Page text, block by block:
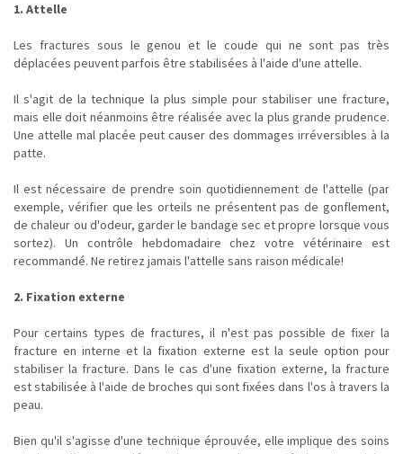
1. Attelle
Les fractures sous le genou et le coude qui ne sont pas très
déplacées peuvent parfois être stabilisées à l'aide d'une attelle.
Il s'agit de la technique la plus simple pour stabiliser une fracture,
mais elle doit néanmoins être réalisée avec la plus grande prudence.
Une attelle mal placée peut causer des dommages irréversibles à la
patte.
Il est nécessaire de prendre soin quotidiennement de l'attelle (par
exemple, vérifier que les orteils ne présentent pas de gonflement,
de chaleur ou d'odeur, garder le bandage sec et propre lorsque vous
sortez). Un contrôle hebdomadaire chez votre vétérinaire est
recommandé. Ne retirez jamais l'attelle sans raison médicale!
2. Fixation externe
Pour certains types de fractures, il n'est pas possible de fixer la
fracture en interne et la fixation externe est la seule option pour
stabiliser la fracture. Dans le cas d'une fixation externe, la fracture
est stabilisée à l'aide de broches qui sont fixées dans l'os à travers la
peau.
Bien qu'il s'agisse d'une technique éprouvée, elle implique des soins